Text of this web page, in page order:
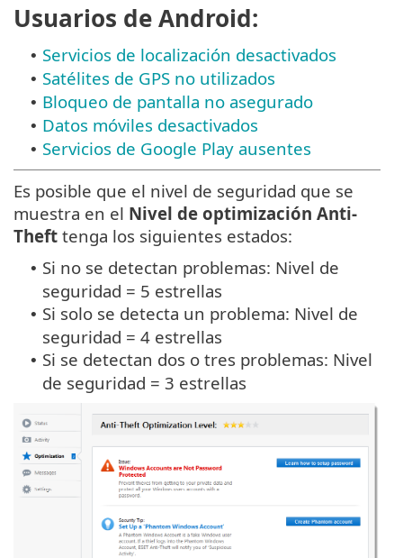
Usuarios de Android:
• Servicios de localización desactivados
• Satélites de GPS no utilizados
• Bloqueo de pantalla no asegurado
• Datos móviles desactivados
• Servicios de Google Play ausentes
Es posible que el nivel de seguridad que se
muestra en el Nivel de optimización Anti-
Theft tenga los siguientes estados:
• Si no se detectan problemas: Nivel de
seguridad = 5 estrellas
• Si solo se detecta un problema: Nivel de
seguridad = 4 estrellas
• Si se detectan dos o tres problemas: Nivel
de seguridad = 3 estrellas